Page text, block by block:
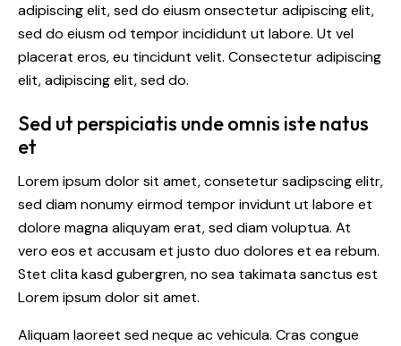
adipiscing elit, sed do eiusm onsectetur adipiscing elit,
sed do eiusm od tempor incididunt ut labore. Ut vel
placerat eros, eu tincidunt velit. Consectetur adipiscing
elit, adipiscing elit, sed do.
Sed ut perspiciatis unde omnis iste natus
et
Lorem ipsum dolor sit amet, consetetur sadipscing elitr,
sed diam nonumy eirmod tempor invidunt ut labore et
dolore magna aliquyam erat, sed diam voluptua. At
vero eos et accusam et justo duo dolores et ea rebum.
Stet clita kasd gubergren, no sea takimata sanctus est
Lorem ipsum dolor sit amet.
Aliquam laoreet sed neque ac vehicula. Cras congue